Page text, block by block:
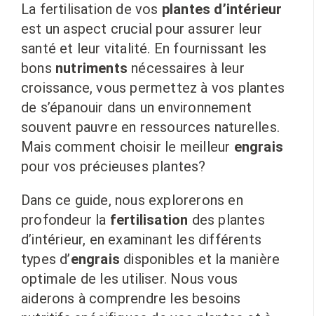
La fertilisation de vos plantes d’intérieur
est un aspect crucial pour assurer leur
santé et leur vitalité. En fournissant les
bons nutriments nécessaires à leur
croissance, vous permettez à vos plantes
de s’épanouir dans un environnement
souvent pauvre en ressources naturelles.
Mais comment choisir le meilleur engrais
pour vos précieuses plantes?
Dans ce guide, nous explorerons en
profondeur la fertilisation des plantes
d’intérieur, en examinant les différents
types d’engrais disponibles et la manière
optimale de les utiliser. Nous vous
aiderons à comprendre les besoins